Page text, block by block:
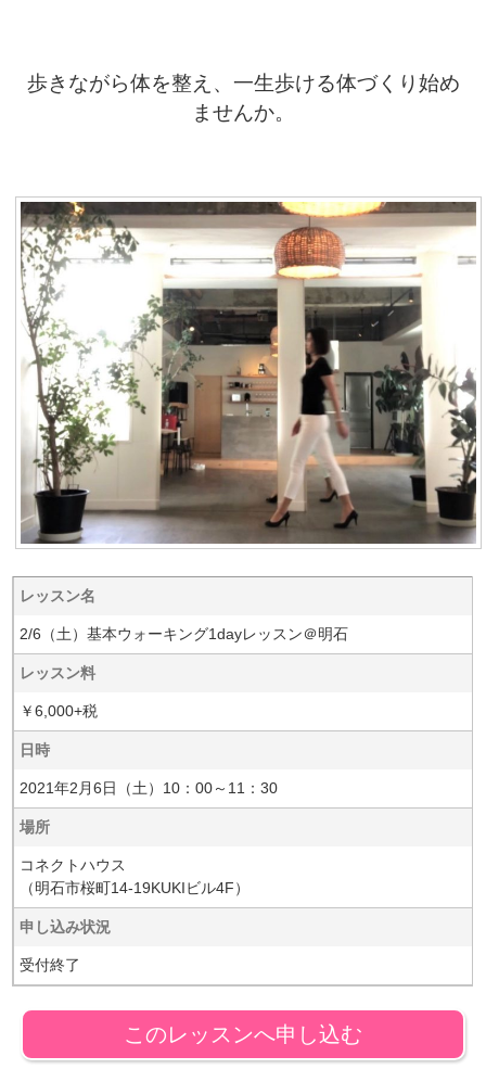
歩きながら体を整え、一生歩ける体づくり始め
ませんか。
レッスン名
2/6（土）基本ウォーキング1dayレッスン＠明石
レッスン料
￥6,000+税
日時
2021年2月6日（土）10：00～11：30
場所
コネクトハウス
（明石市桜町14-19KUKIビル4F）
申し込み状況
受付終了
このレッスンへ申し込む